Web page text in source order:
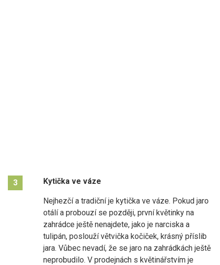
3 Kytička ve váze
Nejhezčí a tradiční je kytička ve váze. Pokud jaro
otálí a probouzí se později, první květinky na
zahrádce ještě nenajdete, jako je narciska a
tulipán, poslouží větvička kočiček, krásný příslib
jara. Vůbec nevadí, že se jaro na zahrádkách ještě
neprobudilo. V prodejnách s květinářstvím je